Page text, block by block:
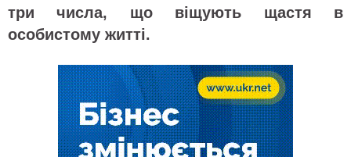
три числа, що віщують щастя в
особистому житті.